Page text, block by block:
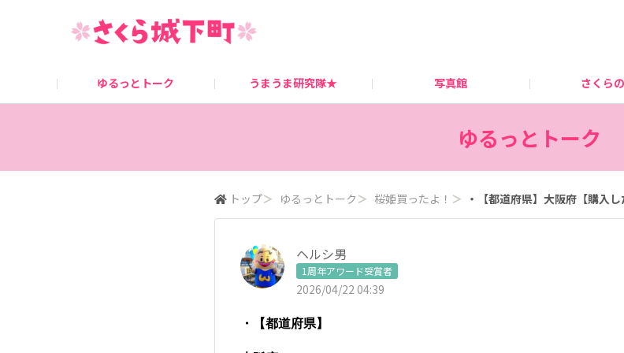
ゆるっとトーク うまうま研究隊★ 写真館 さくら
ゆるっとトーク
トップ＞ ゆるっとトーク ＞ 桜姫買ったよ！ ＞ ・【都道府県】大阪府【購入
ヘルシ男
1周年アワード受賞者
2026/04/22 04:39
・【都道府県】